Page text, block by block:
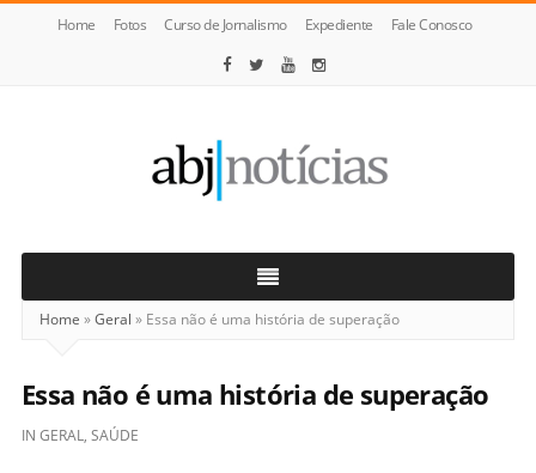
Home Fotos Curso de Jornalismo Expediente Fale Conosco
Notícias
Home »Geral » Essa não é uma história de superação
Essa não é uma história de superação
IN GERAL, SAÚDE